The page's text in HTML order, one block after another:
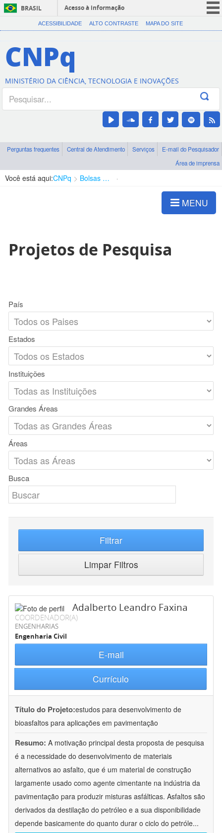
BRASIL
Acesso à informação
CORONAVÍRUS (COVID-19)
Canais
ACESSIBILIDADE ALTO CONTRASTE MAPA DO SITE
CNPq
MINISTÉRIO DA CIÊNCIA, TECNOLOGIA E INOVAÇÕES
Perguntas frequentes Central de Atendimento Serviços
E-mail do Pesquisador
Área de imprensa
Você está aqui:CNPq Bolsas e Auxílios Vigentes
MENU
Projetos de Pesquisa
País
Estados
Instituições
Grandes Áreas
Áreas
Busca
Filtrar
Limpar Filtros
Adalberto Leandro Faxina
COORDENADOR(A)
ENGENHARIAS
Engenharia Civil
E-mail
Currículo
Título do Projeto:estudos para desenvolvimento de
bioasfaltos para aplicações em pavimentação
Resumo: A motivação principal desta proposta de pesquisa
é a necessidade do desenvolvimento de materiais
alternativos ao asfalto, que é um material de construção
largamente usado como agente cimentante na indústria da
pavimentação para produzir misturas asfálticas. Asfaltos são
derivados da destilação do petróleo e a sua disponibilidade
depende basicamente do quanto durar o ciclo do petróle...